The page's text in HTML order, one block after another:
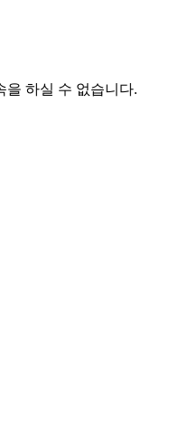
을 하실 수 없습니다.